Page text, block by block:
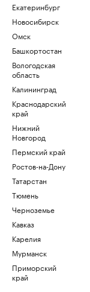
Екатеринбург
Новосибирск
Омск
Башкортостан
Вологодская
область
Калининград
Краснодарский
край
Нижний
Новгород
Пермский край
Ростов-на-Дону
Татарстан
Тюмень
Черноземье
Кавказ
Карелия
Мурманск
Приморский
край